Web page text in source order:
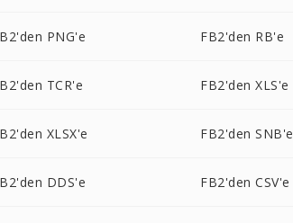
PNG'e FB2'den RB'e
TCR'e FB2'den XLS'e
XLSX'e FB2'den SNB'e
DDS'e FB2'den CSV'e